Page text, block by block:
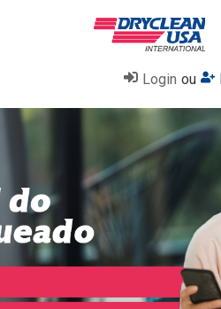
Login ou